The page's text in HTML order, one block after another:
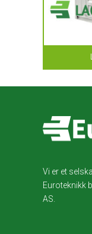
Vi er et
Euroteknikk
AS.